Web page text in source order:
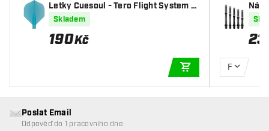
Letky Cuesoul - Tero Flight System A
K4 - Blue Standard
Skladem
190Kč
PŘIDAT DO KOŠÍKU
m
F
Poslat Email
Odpověď do 1 pracovního dne